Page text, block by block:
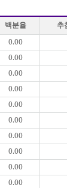
백분율
추
0.00
0.00
0.00
0.00
0.00
0.00
0.00
0.00
0.00
0.00